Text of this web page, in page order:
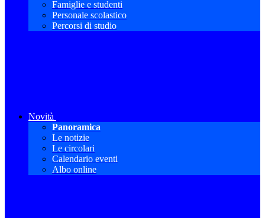
Famiglie e studenti
Personale scolastico
Percorsi di studio
Novità
Panoramica
Le notizie
Le circolari
Calendario eventi
Albo online